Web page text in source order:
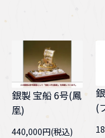
銀製 宝船 6号(鳳
凰)
440,000円(税込)
(